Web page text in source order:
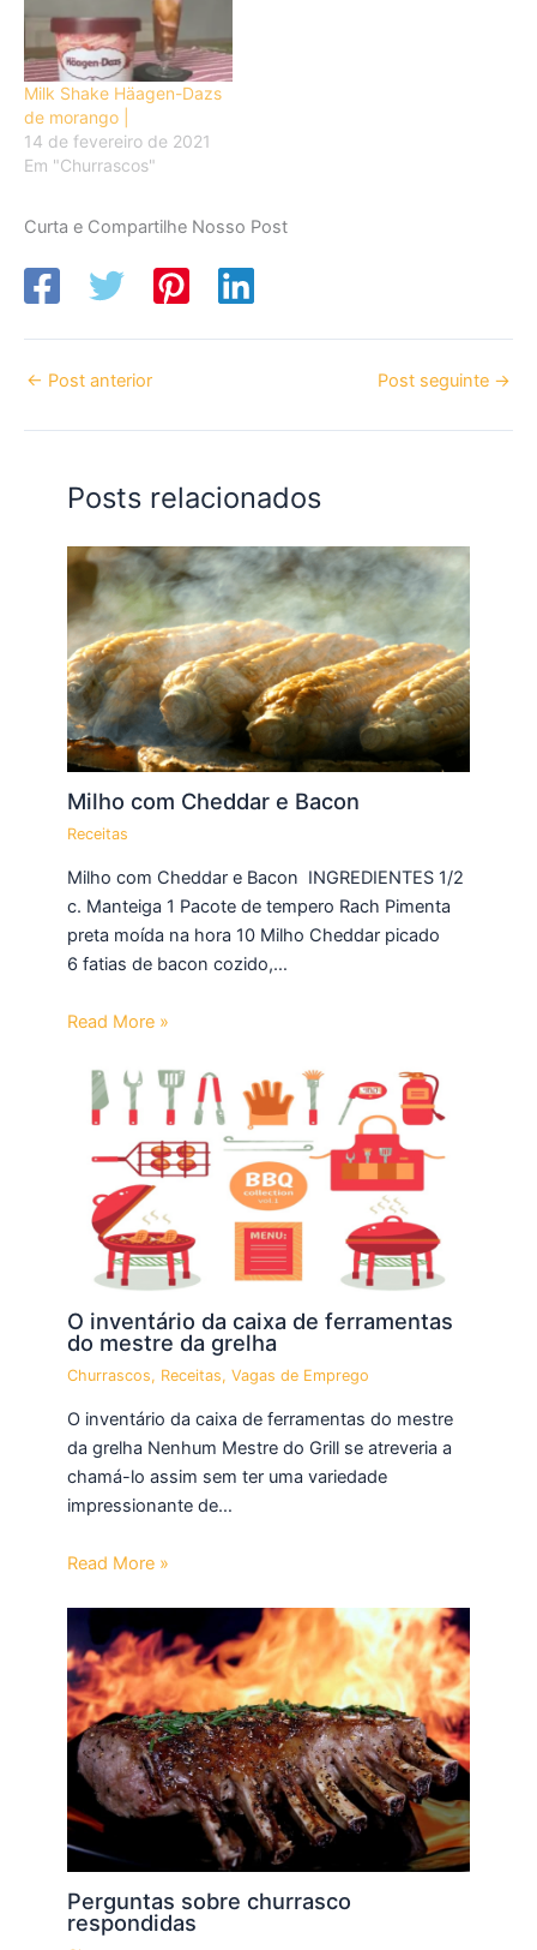
Milk Shake Häagen-Dazs
de morango |
14 de fevereiro de 2021
Em "Churrascos"
Curta e Compartilhe Nosso Post
← Post anterior Post seguinte →
Posts relacionados
Milho com Cheddar e Bacon
Receitas
Milho com Cheddar e Bacon INGREDIENTES 1/2
c. Manteiga 1 Pacote de tempero Rach Pimenta
preta moída na hora 10 Milho Cheddar picado
6 fatias de bacon cozido,…
Read More »
O inventário da caixa de ferramentas
do mestre da grelha
Churrascos, Receitas,Vagas de Emprego
O inventário da caixa de ferramentas do mestre
da grelha Nenhum Mestre do Grill se atreveria a
chamá-lo assim sem ter uma variedade
impressionante de…
Read More »
Perguntas sobre churrasco
respondidas